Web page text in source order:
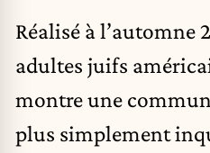
Réalisé à l’automne
adultes juifs
montre une
plus simplement